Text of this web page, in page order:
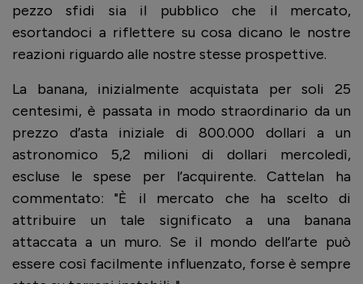
pezzo sfidi sia il pubblico che il mercato,
esortandoci a riflettere su cosa dicano le nostre
reazioni riguardo alle nostre stesse prospettive.
La banana, inizialmente acquistata per soli 25
centesimi, è passata in modo straordinario da un
prezzo d’asta iniziale di 800.000 dollari a un
astronomico 5,2 milioni di dollari mercoledì,
escluse le spese per l’acquirente. Cattelan ha
commentato: "È il mercato che ha scelto di
attribuire un tale significato a una banana
attaccata a un muro. Se il mondo dell’arte può
essere così facilmente influenzato, forse è sempre